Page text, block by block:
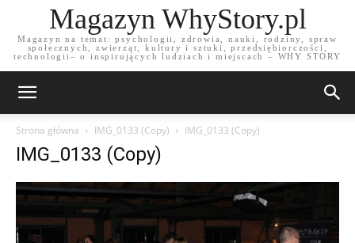
Magazyn WhyStory.pl
Magazyn na temat: psychologii, zdrowia, nauki, rodziny, spraw
społecznych, zwierząt, kultury i sztuki, przedsiębiorczości,
technologii– o inspirujących ludziach i miejscach – WHY STORY
Strona główna IMG_0133 (Copy) IMG_0133 (Copy)
IMG_0133 (Copy)